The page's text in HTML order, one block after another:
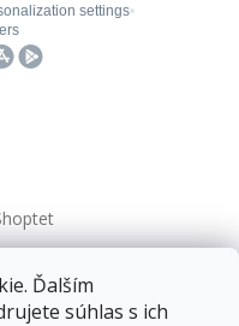
Ďalším
súhlas s ich
práva vyhradené.